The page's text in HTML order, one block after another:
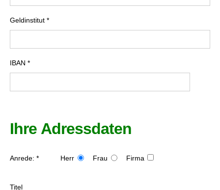
Geldinstitut *
IBAN *
Ihre Adressdaten
Anrede: * Herr Frau Firma
Titel